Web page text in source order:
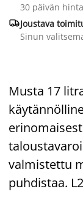
30 päivän
Joustava
Sinun
Musta 17
valmistettu
puhdistaa.